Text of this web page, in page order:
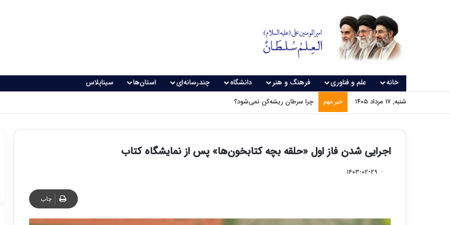
خانه علم و فناوری فرهنگ و هنر دانشگاه چندرسانه‌ای استان‌ها سیناپلاس
شنبه, ۱۷ مرداد ۱۴۰۵ خبر مهم چرا سرطان ریشه‌کن نمی‌شود؟
اجرایی شدن فاز اول «حلقه بچه کتابخون‌ها» پس از نمایشگاه کتاب
۱۴۰۳-۰۲-۲۹
چاپ